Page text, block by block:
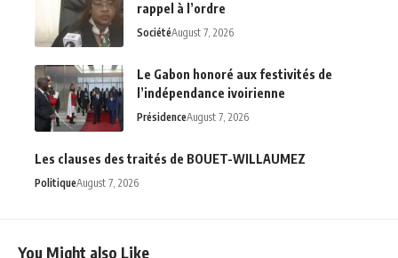
rappel à l’ordre
SociétéAugust 7, 2026
Le Gabon honoré aux festivités de
l’indépendance ivoirienne
PrésidenceAugust 7, 2026
Les clauses des traités de BOUET-WILLAUMEZ
PolitiqueAugust 7, 2026
You Might also Like